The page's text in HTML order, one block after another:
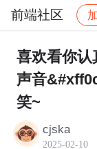
前端社区
社区 前端社
喜欢看你
声音
笑~
cjska
2025-02-10